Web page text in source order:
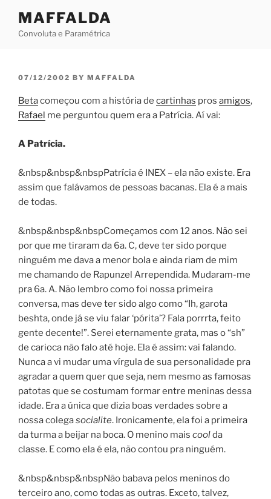
content
MAFFALDA
Convoluta e Paramétrica
POSTED
07/12/2002 BY MAFFALDA
Betacomeçou com a história de cartinhas pros amigos,
Rafael me perguntou quem era a Patrícia. Aí vai:
A Patrícia.
&nbsp&nbsp&nbspPatrícia é INEX – ela não existe. Era
assim que falávamos de pessoas bacanas. Ela é a mais
de todas.
&nbsp&nbsp&nbspComeçamos com 12 anos. Não sei
por que me tiraram da 6a. C, deve ter sido porque
ninguém me dava a menor bola e ainda riam de mim
me chamando de Rapunzel Arrependida. Mudaram-me
pra 6a. A. Não lembro como foi nossa primeira
conversa, mas deve ter sido algo como “Ih, garota
beshta, onde já se viu falar ‘pórita’? Fala porrrta, feito
gente decente!”. Serei eternamente grata, mas o “sh”
de carioca não falo até hoje. Ela é assim: vai falando.
Nunca a vi mudar uma vírgula de sua personalidade pra
agradar a quem quer que seja, nem mesmo as famosas
patotas que se costumam formar entre meninas dessa
idade. Era a única que dizia boas verdades sobre a
nossa colegasocialite. Ironicamente, ela foi a primeira
da turma a beijar na boca. O menino mais coolda
classe. E como ela é ela, não contou pra ninguém.
&nbsp&nbsp&nbspNão babava pelos meninos do
terceiro ano, como todas as outras. Exceto, talvez,